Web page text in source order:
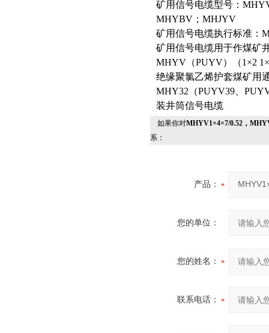
矿用信号电缆型号：
MHYBV；MHJYV
矿用信号电缆执行标准：
矿用信号电缆用于作煤矿
MHYV（PUYV）（1×2
绝缘聚氯乙烯护套煤矿用
MHY32（PUYV39、
装井筒信号电缆
如果你对MHYV1×4×7/0.52，
系：
产品：
您的单位：
您的姓名：
联系电话：